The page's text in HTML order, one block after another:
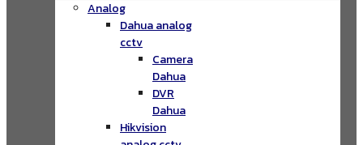
Analog
Dahua analog
cctv
Camera
Dahua
DVR
Dahua
Hikvision